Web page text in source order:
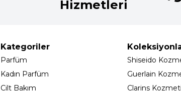
Hizmetleri
Kategoriler
Parfüm
Kadın Parfüm
Cilt Bakım
Shiseido
Guerlain
Clarins